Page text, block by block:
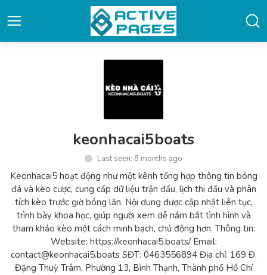
keonhacai5boats
Last seen: 8 months ago
Keonhacai5 hoạt động như một kênh tổng hợp thông tin bóng
đá và kèo cược, cung cấp dữ liệu trận đấu, lịch thi đấu và phân
tích kèo trước giờ bóng lăn. Nội dung được cập nhật liên tục,
trình bày khoa học, giúp người xem dễ nắm bắt tình hình và
tham khảo kèo một cách minh bạch, chủ động hơn. Thông tin:
Website: https://keonhacai5.boats/ Email:
contact@keonhacai5.boats SĐT: 0463556894 Địa chỉ: 169 Đ.
Đặng Thuỳ Trâm, Phường 13, Bình Thạnh, Thành phố Hồ Chí